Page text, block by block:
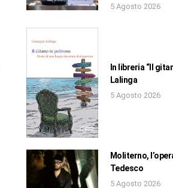
5 Agosto 2026
In libreria “Il
Lalinga
5 Agosto 2026
Moliterno,
Tedesco
5 Agosto 2026